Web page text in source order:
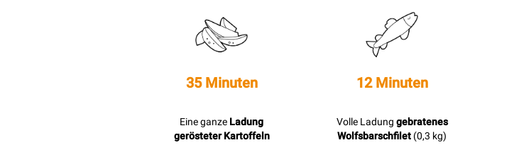
35 Minuten
Eine ganze Ladung
gerösteter Kartoffeln
12 Minuten
Volle Ladung gebratenes
Wolfsbarschfilet (0,3 kg)